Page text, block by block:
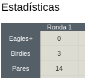
Estadísticas
Ronda 1
Eagles+
0
Birdies 3
Pares 14